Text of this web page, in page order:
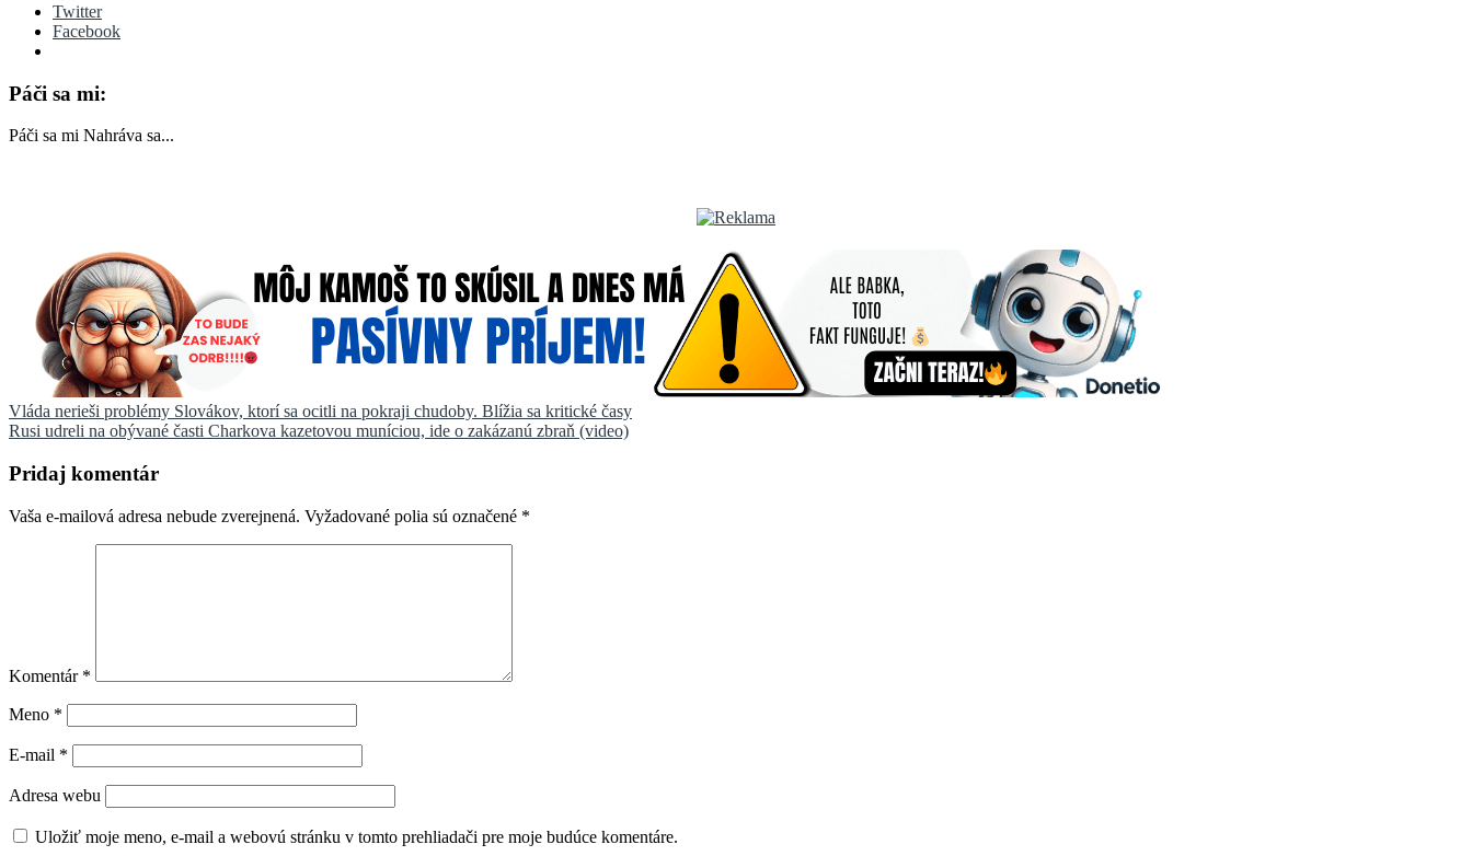
Twitter
Facebook
Páči sa mi:
Páči sa mi Nahráva sa...
Navigácia
v
článku
Vláda nerieši problémy Slovákov, ktorí sa ocitli na pokraji chudoby. Blížia sa kritické časy
Rusi udreli na obývané časti Charkova kazetovou muníciou, ide o zakázanú zbraň (video)
Pridaj komentár
Vaša e-mailová adresa nebude zverejnená. Vyžadované polia sú označené *
Komentár *
Meno *
E-mail *
Adresa webu
Uložiť moje meno, e-mail a webovú stránku v tomto prehliadači pre moje budúce komentáre.